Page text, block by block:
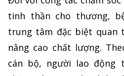
tinh thần cho thương,
trung tâm đặc biệt quan
nâng cao chất lượng.
cán bộ, người lao động